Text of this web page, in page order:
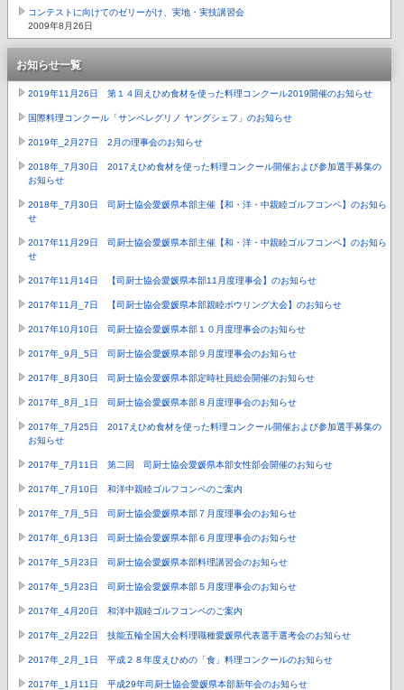
コンテストに向けてのゼリーがけ、実地・実技講習会
2009年8月26日
お知らせ一覧
2019年11月26日 第１４回えひめ食材を使った料理コンクール2019開催のお知らせ
国際料理コンクール「サンペレグリノ ヤングシェフ」のお知らせ
2019年_2月27日 2月の理事会のお知らせ
2018年_7月30日 2017えひめ食材を使った料理コンクール開催および参加選手募集の
お知らせ
2018年_7月30日 司厨士協会愛媛県本部主催【和・洋・中親睦ゴルフコンペ】のお知ら
せ
2017年11月29日 司厨士協会愛媛県本部主催【和・洋・中親睦ゴルフコンペ】のお知ら
せ
2017年11月14日 【司厨士協会愛媛県本部11月度理事会】のお知らせ
2017年11月_7日 【司厨士協会愛媛県本部親睦ボウリング大会】のお知らせ
2017年10月10日 司厨士協会愛媛県本部１０月度理事会のお知らせ
2017年_9月_5日 司厨士協会愛媛県本部９月度理事会のお知らせ
2017年_8月30日 司厨士協会愛媛県本部定時社員総会開催のお知らせ
2017年_8月_1日 司厨士協会愛媛県本部８月度理事会のお知らせ
2017年_7月25日 2017えひめ食材を使った料理コンクール開催および参加選手募集の
お知らせ
2017年_7月11日 第二回 司厨士協会愛媛県本部女性部会開催のお知らせ
2017年_7月10日 和洋中親睦ゴルフコンペのご案内
2017年_7月_5日 司厨士協会愛媛県本部７月度理事会のお知らせ
2017年_6月13日 司厨士協会愛媛県本部６月度理事会のお知らせ
2017年_5月23日 司厨士協会愛媛県本部料理講習会のお知らせ
2017年_5月23日 司厨士協会愛媛県本部５月度理事会のお知らせ
2017年_4月20日 和洋中親睦ゴルフコンペのご案内
2017年_2月22日 技能五輪全国大会料理職種愛媛県代表選手選考会のお知らせ
2017年_2月_1日 平成２８年度えひめの「食」料理コンクールのお知らせ
2017年_1月11日 平成29年司厨士協会愛媛県本部新年会のお知らせ